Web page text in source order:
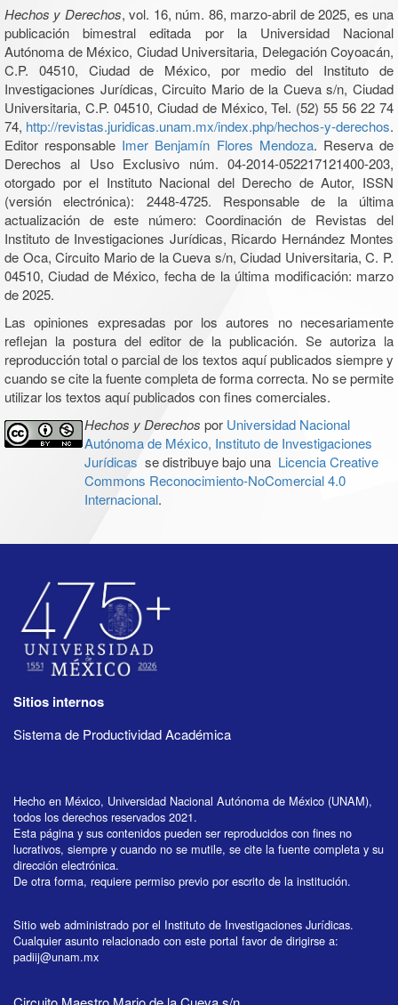
Hechos y Derechos, vol. 16, núm. 86, marzo-abril de 2025, es una
publicación bimestral editada por la Universidad Nacional
Autónoma de México, Ciudad Universitaria, Delegación Coyoacán,
C.P. 04510, Ciudad de México, por medio del Instituto de
Investigaciones Jurídicas, Circuito Mario de la Cueva s/n, Ciudad
Universitaria, C.P. 04510, Ciudad de México, Tel. (52) 55 56 22 74
74, http://revistas.juridicas.unam.mx/index.php/hechos-y-derechos.
Editor responsable Imer Benjamín Flores Mendoza. Reserva de
Derechos al Uso Exclusivo núm. 04-2014-052217121400-203,
otorgado por el Instituto Nacional del Derecho de Autor, ISSN
(versión electrónica): 2448-4725. Responsable de la última
actualización de este número: Coordinación de Revistas del
Instituto de Investigaciones Jurídicas, Ricardo Hernández Montes
de Oca, Circuito Mario de la Cueva s/n, Ciudad Universitaria, C. P.
04510, Ciudad de México, fecha de la última modificación: marzo
de 2025.
Las opiniones expresadas por los autores no necesariamente
reflejan la postura del editor de la publicación. Se autoriza la
reproducción total o parcial de los textos aquí publicados siempre y
cuando se cite la fuente completa de forma correcta. No se permite
utilizar los textos aquí publicados con fines comerciales.
Hechos y Derechos por Universidad Nacional
Autónoma de México, Instituto de Investigaciones
Jurídicas se distribuye bajo una Licencia Creative
Commons Reconocimiento-NoComercial 4.0
Internacional.
Sitios internos
Sistema de Productividad Académica
Hecho en México, Universidad Nacional Autónoma de México (UNAM),
todos los derechos reservados 2021.
Esta página y sus contenidos pueden ser reproducidos con fines no
lucrativos, siempre y cuando no se mutile, se cite la fuente completa y su
dirección electrónica.
De otra forma, requiere permiso previo por escrito de la institución.
Sitio web administrado por el Instituto de Investigaciones Jurídicas.
Cualquier asunto relacionado con este portal favor de dirigirse a:
padiij@unam.mx